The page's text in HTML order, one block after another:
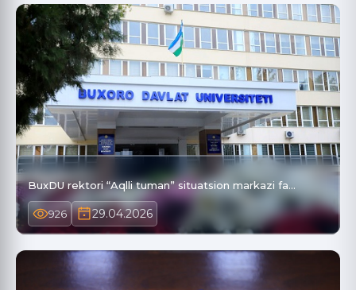
BuxDU rektori “Aqlli tuman” situatsion markazi fa…
926 29.04.2026